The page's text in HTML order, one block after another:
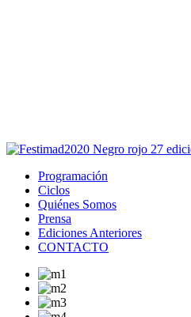
Programación
Ciclos
Quiénes Somos
Prensa
Ediciones Anteriores
CONTACTO